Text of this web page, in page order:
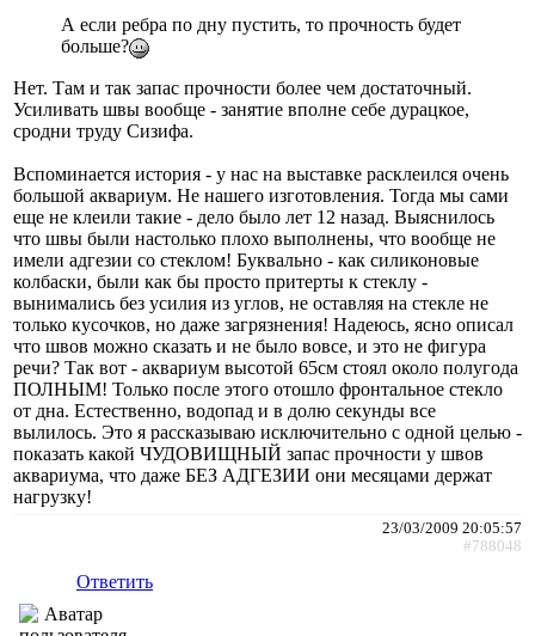
А если ребра по дну пустить, то прочность будет
больше?
Нет. Там и так запас прочности более чем достаточный.
Усиливать швы вообще - занятие вполне себе дурацкое,
сродни труду Сизифа.
Вспоминается история - у нас на выставке расклеился очень
большой аквариум. Не нашего изготовления. Тогда мы сами
еще не клеили такие - дело было лет 12 назад. Выяснилось
что швы были настолько плохо выполнены, что вообще не
имели адгезии со стеклом! Буквально - как силиконовые
колбаски, были как бы просто притерты к стеклу -
вынимались без усилия из углов, не оставляя на стекле не
только кусочков, но даже загрязнения! Надеюсь, ясно описал
что швов можно сказать и не было вовсе, и это не фигура
речи? Так вот - аквариум высотой 65см стоял около полугода
ПОЛНЫМ! Только после этого отошло фронтальное стекло
от дна. Естественно, водопад и в долю секунды все
вылилось. Это я рассказываю исключительно с одной целью -
показать какой ЧУДОВИЩНЫЙ запас прочности у швов
аквариума, что даже БЕЗ АДГЕЗИИ они месяцами держат
нагрузку!
23/03/2009 20:05:57
#788048
Ответить